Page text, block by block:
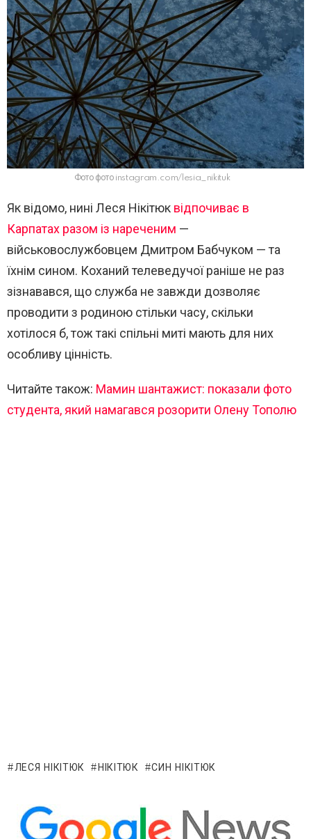
Фото фото instagram.com/lesia_nikituk
Як відомо, нині Леся Нікітюк відпочиває в
Карпатах разом із нареченим —
військовослужбовцем Дмитром Бабчуком — та
їхнім сином. Коханий телеведучої раніше не раз
зізнавався, що служба не завжди дозволяє
проводити з родиною стільки часу, скільки
хотілося б, тож такі спільні миті мають для них
особливу цінність.
Читайте також: Мамин шантажист: показали фото
студента, який намагався розорити Олену Тополю
ЛЕСЯ НІКІТЮК НІКІТЮК СИН НІКІТЮК